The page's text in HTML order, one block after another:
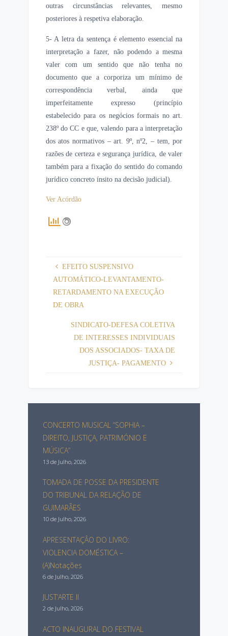
outras circunstâncias relevantes, mesmo
posteriores à respetiva elaboração.
5- A letra da sentença é elemento essencial na
interpretação a fazer, não podendo a mesma
valer com um sentido que não tenha no
documento que a corporiza um mínimo de
correspondência verbal, ainda que
imperfeitamente expresso (princípio
estabelecido para os negócios formais no art.
238º do CC e que, valendo para a interpretação
dos atos normativos – art. 9º, nº2, – tem, por
razões de certeza e segurança jurídica, de valer
também para a fixação do sentido do comando
jurídico concreto ínsito na decisão judicial).
Ver Acórdão
EFEITO SUSPENSIVO
AUTOMÁTICO-LEVANTAMENTO-
RETARDAMENTO NA EXECUÇÃO
DE OBRA
SINDICATO-DEFESA COLETIVA
DE INTERESSES INDIVIDUAIS
DOS ASSOCIADOS- TAXA DE
JUSTIÇA- PAGAMENTO
CONCERTO MUSICAL “SOPHIA –
DIREITO, JUSTIÇA, PATRIMÓNIO E
MÚSICA”
13 de Julho, 2026
TOMADA DE POSSE DA PRESIDENTE
DO TRIBUNAL DA RELAÇÃO DE
GUIMARÃES
10 de Julho, 2026
APRESENTAÇÂO DO LIVRO:
VIOLENCIA DOMÉSTICA –
(A)Notações
6 de Julho, 2026
JUST’ARTE II
2 de Julho, 2026
ACTO INAUGURAL DO FESTIVAL